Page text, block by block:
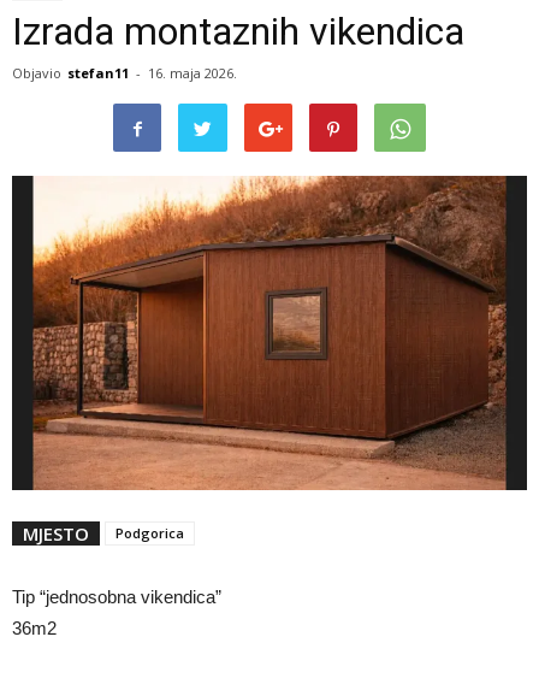
Izrada montaznih vikendica
Objavio stefan11 - 16. maja 2026.
MJESTO Podgorica
Tip “jednosobna vikendica”
36m2